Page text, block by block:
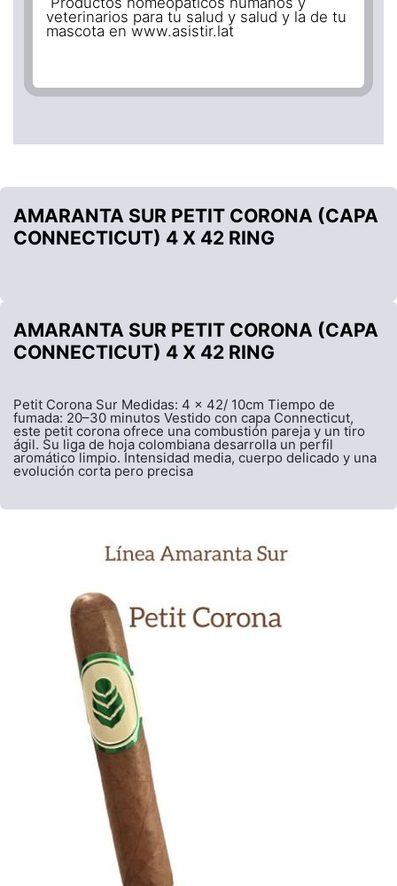
veterinarios para tu salud y salud y la de tu
mascota en www.asistir.lat
AMARANTA SUR PETIT CORONA (CAPA
CONNECTICUT) 4 X 42 RING
AMARANTA SUR PETIT CORONA (CAPA
CONNECTICUT) 4 X 42 RING
Petit Corona Sur Medidas: 4 x 42/ 10cm Tiempo de
fumada: 20–30 minutos Vestido con capa Connecticut,
este petit corona ofrece una combustión pareja y un tiro
ágil. Su liga de hoja colombiana desarrolla un perfil
aromático limpio. Intensidad media, cuerpo delicado y una
evolución corta pero precisa